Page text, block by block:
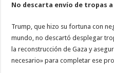
No descarta envío de tropas a
Trump, que hizo su fortuna con
mundo, no descartó desplegar
la reconstrucción de Gaza y
necesario» para completar ese